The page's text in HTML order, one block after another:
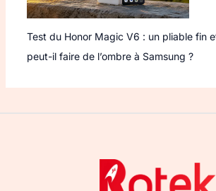
Test du Honor Magic V6 : un pliable fin
peut-il faire de l’ombre à Samsung ?